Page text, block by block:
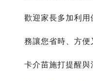
歡迎家長多加利
務讓您省時、方便
卡介苗施打提醒